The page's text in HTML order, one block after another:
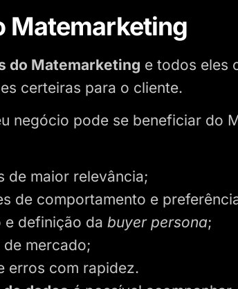
Matemarketing
do Matemarketing e todos eles
certeiras para o cliente.
negócio pode se beneficiar do
de maior relevância;
de comportamento e
e definição da buyer persona;
mercado;
erros com rapidez.